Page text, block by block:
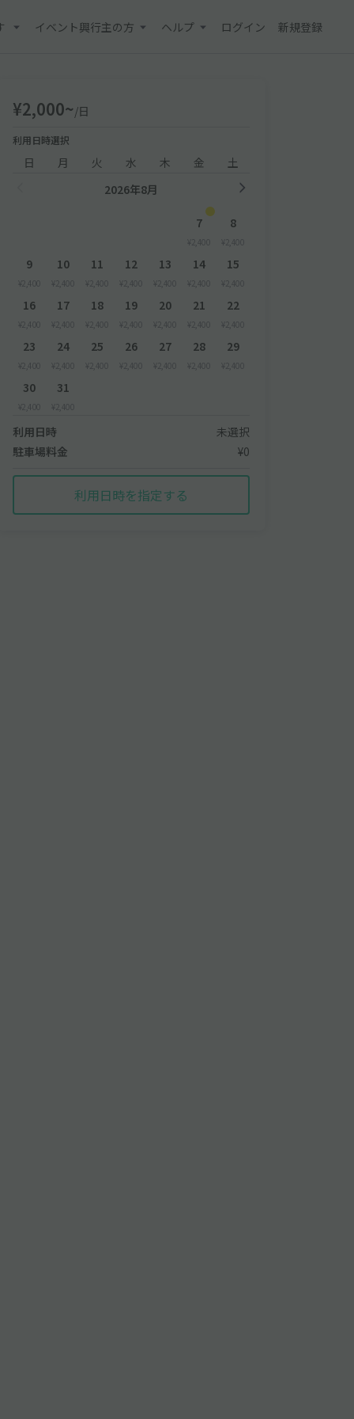
イベント興行主の方 ヘルプ ログイン 新規登録
¥2,000~/日
利用日時選択
日 月 火 水 木 金
土
2026年8月
7
¥2,400
8
¥2,400
9
¥2,400
10
¥2,400
11
¥2,400
12
¥2,400
13
¥2,400
14
¥2,400
15
¥2,400
16
¥2,400
17
¥2,400
18
¥2,400
19
¥2,400
20
¥2,400
21
¥2,400
22
¥2,400
23
¥2,400
24
¥2,400
25
¥2,400
26
¥2,400
27
¥2,400
28
¥2,400
29
¥2,400
30
¥2,400
31
¥2,400
利用日時
未選択
駐車場料金
¥0
利用日時を指定する